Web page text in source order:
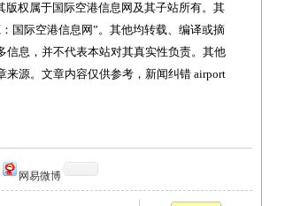
权属于国际空港信息网及其子站所有。其
国际空港信息网”。其他均转载、编译或摘
息，并不代表本站对其真实性负责。其他
源。文章内容仅供参考，新闻纠错 airport
网易微博